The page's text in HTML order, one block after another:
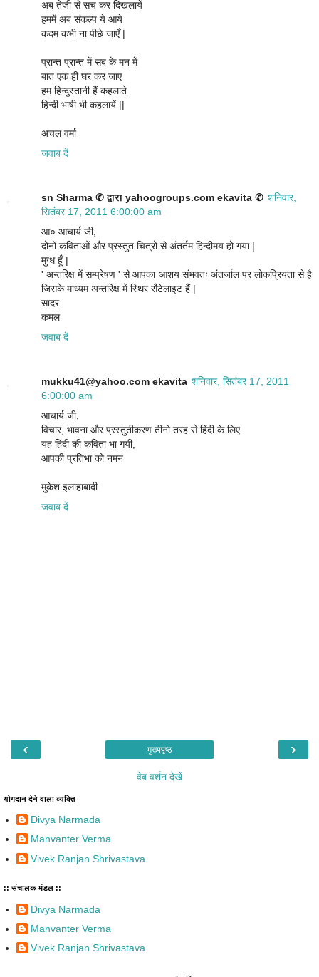
अब तेजी से सच कर दिखलायें
हममें अब संकल्प ये आये
कदम कभी ना पीछे जाएँ |
प्रान्त प्रान्त में सब के मन में
बात एक ही घर कर जाए
हम हिन्दुस्तानी हैं कहलाते
हिन्दी भाषी भी कहलायें ||
अचल वर्मा
जवाब दें
sn Sharma ✆ द्वारा yahoogroups.com ekavita ✆ शनिवार,
सितंबर 17, 2011 6:00:00 am
आ० आचार्य जी,
दोनों कविताओं और प्रस्तुत चित्रों से अंतर्तम हिन्दीमय हो गया |
मुग्ध हूँ |
' अन्तरिक्ष में सम्प्रेषण ' से आपका आशय संभवतः अंतर्जाल पर लोकप्रियता से है
जिसके माध्यम अन्तरिक्ष में स्थिर सैटेलाइट हैं |
सादर
कमल
जवाब दें
mukku41@yahoo.com ekavita शनिवार, सितंबर 17, 2011
6:00:00 am
आचार्य जी,
विचार, भावना और प्रस्तुतीकरण तीनो तरह से हिंदी के लिए
यह हिंदी की कविता भा गयी,
आपकी प्रतिभा को नमन
मुकेश इलाहाबादी
जवाब दें
‹ ›
मुख्यपृष्ठ
वेब वर्शन देखें
योगदान देने वाला व्यक्ति
Divya Narmada
Manvanter Verma
Vivek Ranjan Shrivastava
:: संचालक मंडल ::
Divya Narmada
Manvanter Verma
Vivek Ranjan Shrivastava